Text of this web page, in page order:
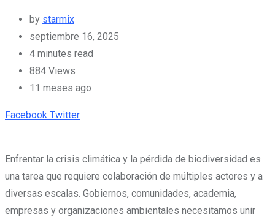
by starmix
septiembre 16, 2025
4 minutes read
884 Views
11 meses ago
Facebook TwitterPinterest
Whatsapp
Cloud
StumbleUpon
Print
Share
Enfrentar la crisis climática y la pérdida de biodiversidad es
una tarea que requiere colaboración de múltiples actores y a
diversas escalas. Gobiernos, comunidades, academia,
empresas y organizaciones ambientales necesitamos unir